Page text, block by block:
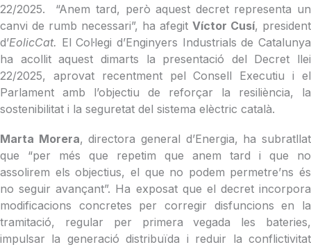
22/2025. “Anem tard, però aquest decret representa un
canvi de rumb necessari”, ha afegit Víctor Cusí, president
d’EolicCat. El Col·legi d’Enginyers Industrials de Catalunya
ha acollit aquest dimarts la presentació del Decret llei
22/2025, aprovat recentment pel Consell Executiu i el
Parlament amb l’objectiu de reforçar la resiliència, la
sostenibilitat i la seguretat del sistema elèctric català.
Marta Morera, directora general d’Energia, ha subratllat
que “per més que repetim que anem tard i que no
assolirem els objectius, el que no podem permetre’ns és
no seguir avançant”. Ha exposat que el decret incorpora
modificacions concretes per corregir disfuncions en la
tramitació, regular per primera vegada les bateries,
impulsar la generació distribuïda i reduir la conflictivitat